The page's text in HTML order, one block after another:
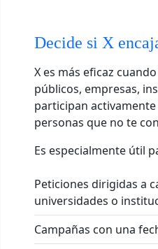
Decide si X
X es más eficaz
públicos, empresas,
participan
personas que no te
Es especialmente útil
Peticiones dirigidas a
universidades o
Campañas con una